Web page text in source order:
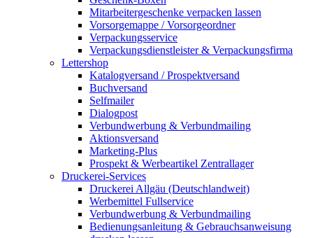
Mitarbeitergeschenke verpacken lassen
Vorsorgemappe / Vorsorgeordner
Verpackungsservice
Verpackungsdienstleister & Verpackungsfirma
Lettershop
Katalogversand / Prospektversand
Buchversand
Selfmailer
Dialogpost
Verbundwerbung & Verbundmailing
Aktionsversand
Marketing-Plus
Prospekt & Werbeartikel Zentrallager
Druckerei-Services
Druckerei Allgäu (Deutschlandweit)
Werbemittel Fullservice
Verbundwerbung & Verbundmailing
Bedienungsanleitung & Gebrauchsanweisung